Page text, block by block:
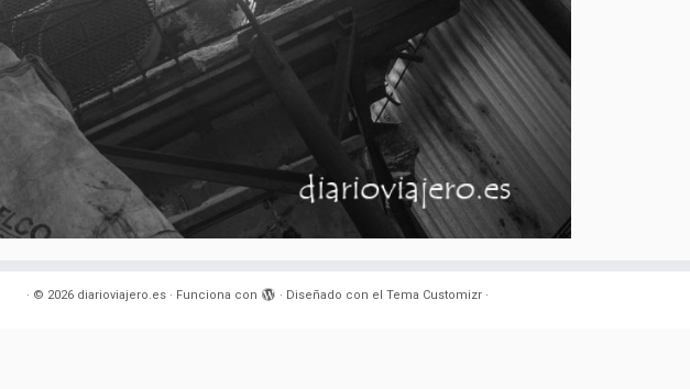
· © 2026 diarioviajero.es · Funciona con · Diseñado con el Tema Customizr ·